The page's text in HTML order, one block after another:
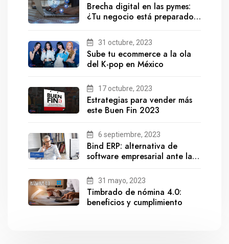
Brecha digital en las pymes:
¿Tu negocio está preparado
31 octubre, 2023
Sube tu ecommerce a la ola
del K-pop en México
17 octubre, 2023
Estrategias para vender más
este Buen Fin 2023
6 septiembre, 2023
Bind ERP: alternativa de
software empresarial ante la
31 mayo, 2023
Timbrado de nómina 4.0:
beneficios y cumplimiento